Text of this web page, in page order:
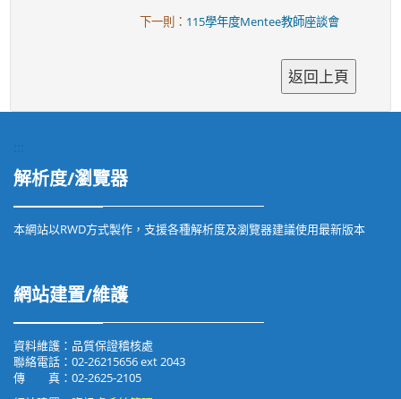
下一則： 115學年度Mentee教師座談會
解析度/瀏覽器
本網站以RWD方式製作，支援各種解析度及瀏覽器建議使用最新版本
網站建置/維護
資料維護：品質保證稽核處
聯絡電話：02-26215656 ext 2043
傳 真：02-2625-2105